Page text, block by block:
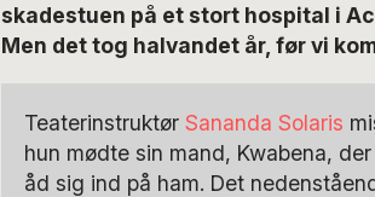
skadestuen på et stort hospital i
Men det tog halvandet år, før vi
TeaterinstruktørSananda Solaris
hun mødte sin mand, Kwabena,
åd sig ind på ham. Det